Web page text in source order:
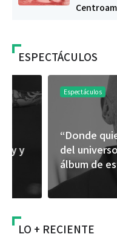
ESPECTÁCULOS
Espectáculos
“Donde quiera
del universo de
álbum de estudio
LO + RECIENTE